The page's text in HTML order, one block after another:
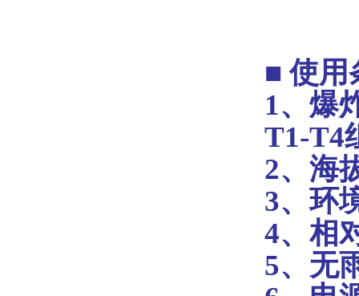
■使用
1、 爆
T1-T4
2、 海
3、环
4、相
5、 无